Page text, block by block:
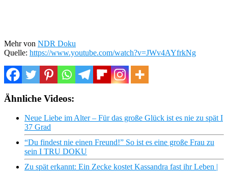
Mehr von NDR Doku
Quelle: https://www.youtube.com/watch?v=JWv4AYfrkNg
Ähnliche Videos:
Neue Liebe im Alter – Für das große Glück ist es nie zu spät I
37 Grad
“Du findest nie einen Freund!” So ist es eine große Frau zu
sein I TRU DOKU
Zu spät erkannt: Ein Zecke kostet Kassandra fast ihr Leben |